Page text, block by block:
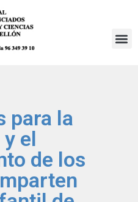
para la
el
de los